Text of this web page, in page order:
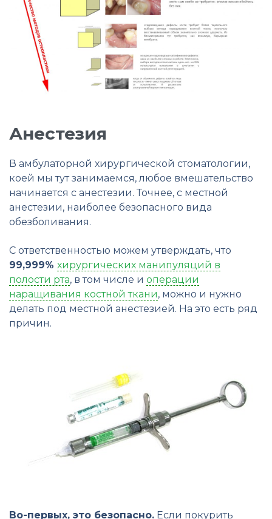
Анестезия
В амбулаторной хирургической стоматологии,
коей мы тут занимаемся, любое вмешательство
начинается с анестезии. Точнее, с местной
анестезии, наиболее безопасного вида
обезболивания.
С ответственностью можем утверждать, что
99,999% хирургических манипуляций в
полости рта, в том числе и операции
наращивания костной ткани, можно и нужно
делать под местной анестезией. На это есть ряд
причин.
Во-первых, это безопасно. Если покурить